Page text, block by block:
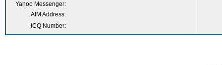
Yahoo Messenger:
AIM Address:
ICQ Number: